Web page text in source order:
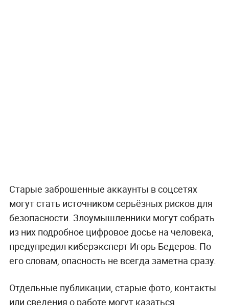
Старые заброшенные аккаунты в соцсетях
могут стать источником серьёзных рисков для
безопасности. Злоумышленники могут собрать
из них подробное цифровое досье на человека,
предупредил киберэксперт Игорь Бедеров. По
его словам, опасность не всегда заметна сразу.
Отдельные публикации, старые фото, контакты
или сведения о работе могут казаться